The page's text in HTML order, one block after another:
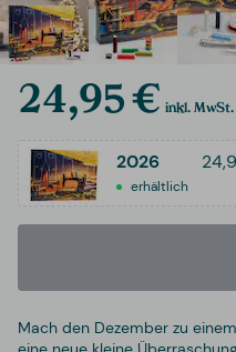
24,95 € inkl. MwSt.
2026
erhältlich
Mach den Dezember zu